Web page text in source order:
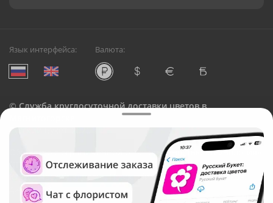
Язык интерфейса: Валюта:
©Служба круглосуточной доставки цветов в
Русский Букет, 2026
Общество с ограниченной ответственностью «Технология»
ОГРН: 1195476081745, ИНН: 5410081997
Юридический адрес: г. Новосибирск, ул. Ипподромская,
д.42, оф. 3